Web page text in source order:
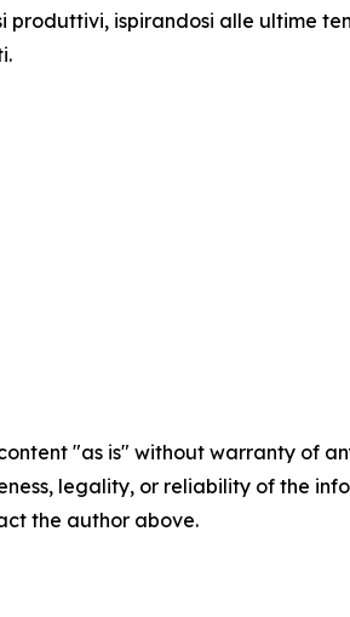
produttivi, ispirandosi alle ultime
"as is" without warranty of
legality, or reliability of the
the author above.